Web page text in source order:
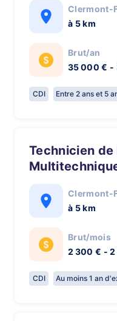
Clermont-
à 5 km
Brut/an
35 000 € -
CDI Entre 2 ans et 5
Technicien de Maintenance
Clermont-
à 5 km
Brut/mois
2 300 € -
CDI Au moins 1 an